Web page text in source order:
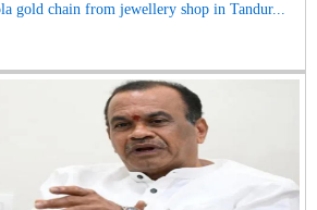
gold chain from jewellery shop in Tandur...